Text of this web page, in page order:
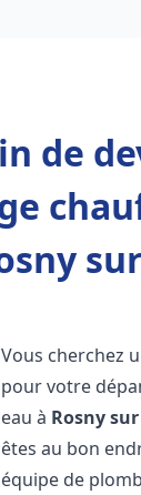
de
Vous cherchez
pour votre
eau à Rosny
êtes au bon
équipe de